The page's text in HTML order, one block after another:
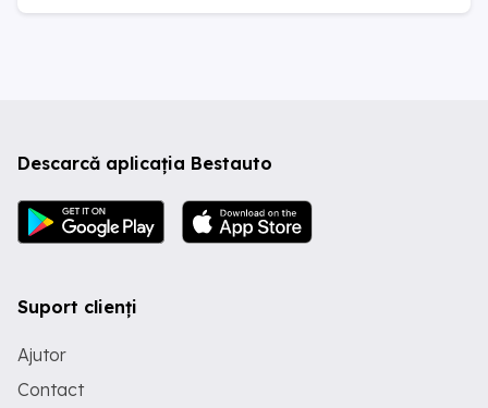
Descarcă aplicația Bestauto
Suport clienți
Ajutor
Contact